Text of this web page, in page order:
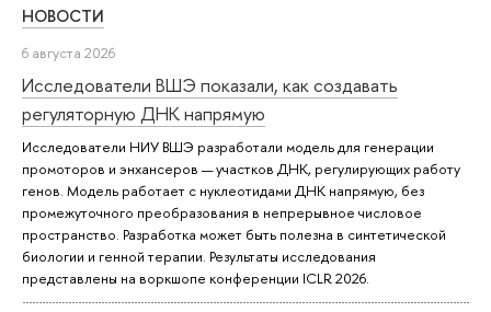
НОВОСТИ
6 августа 2026
Исследователи ВШЭ показали, как создавать
регуляторную ДНК напрямую
Исследователи НИУ ВШЭ разработали модель для генерации
промоторов и энхансеров — участков ДНК, регулирующих работу
генов. Модель работает с нуклеотидами ДНК напрямую, без
промежуточного преобразования в непрерывное числовое
пространство. Разработка может быть полезна в синтетической
биологии и генной терапии. Результаты исследования
представлены на воркшопе конференции ICLR 2026.